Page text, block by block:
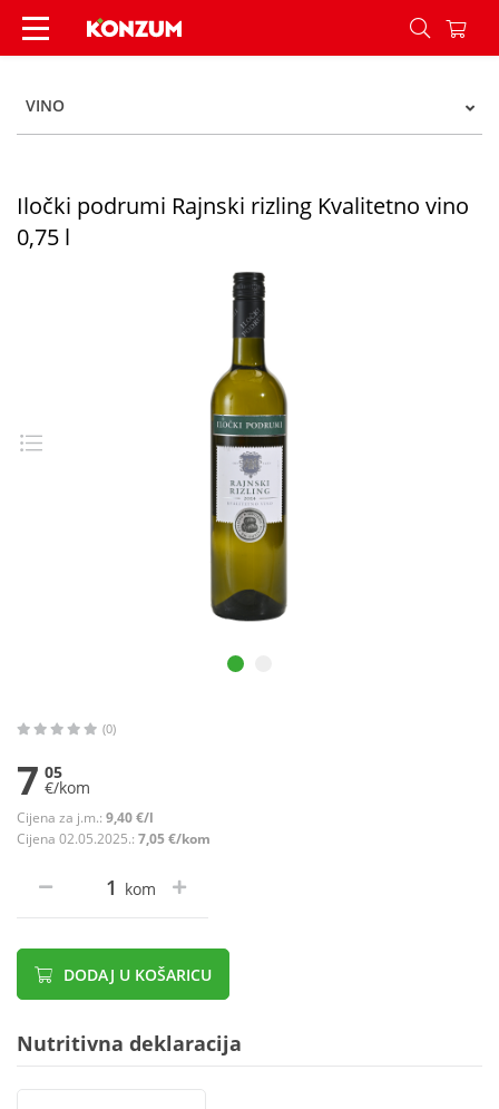
Iločki podrumi Rajnski rizling Kvalitetno vino
VINO
Iločki podrumi Rajnski rizling Kvalitetno vino
0,75 l
(0)
7 05
€/kom
Cijena za j.m.: 9,40 €/l
Cijena 02.05.2025.: 7,05 €/kom
kom
DODAJ U KOŠARICU
Nutritivna deklaracija